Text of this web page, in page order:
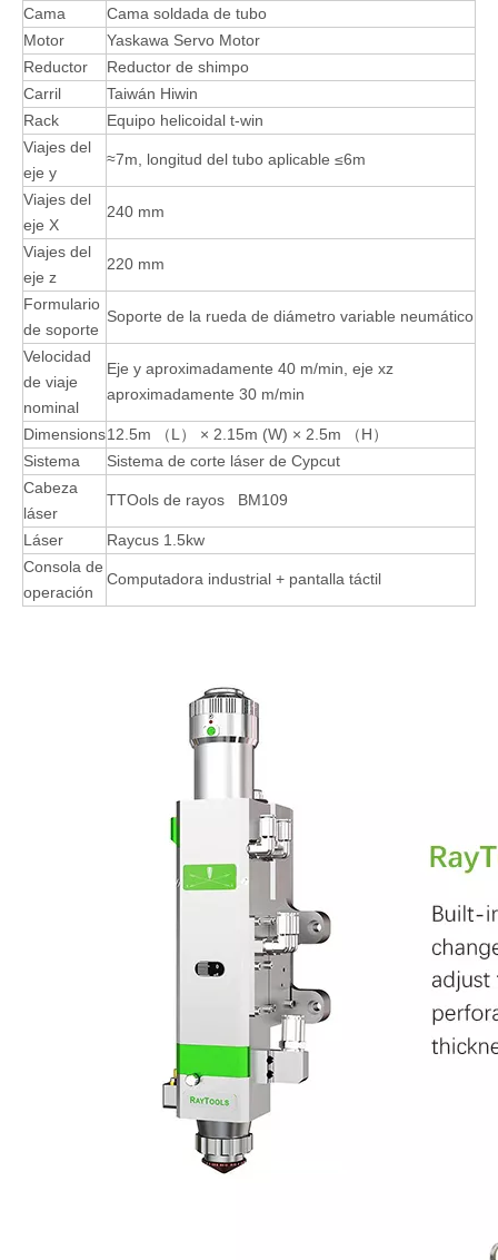
Cama
Cama soldada de tubo
Motor
Yaskawa Servo Motor
Reductor
Reductor de shimpo
Carril
Taiwán Hiwin
Rack
Equipo helicoidal t-win
Viajes del
eje y
≈7m, longitud del tubo aplicable ≤6m
Viajes del
eje X
240 mm
Viajes del
eje z
220 mm
Formulario
de soporte
Soporte de la rueda de diámetro variable neumático
Velocidad
de viaje
nominal
Eje y aproximadamente 40 m/min, eje xz
aproximadamente 30 m/min
Dimensions12.5m （L） × 2.15m (W) × 2.5m （H）
Sistema
Sistema de corte láser de Cypcut
Cabeza
láser
TTOols de rayos BM109
Láser
Raycus 1.5kw
Consola de
operación
Computadora industrial + pantalla táctil